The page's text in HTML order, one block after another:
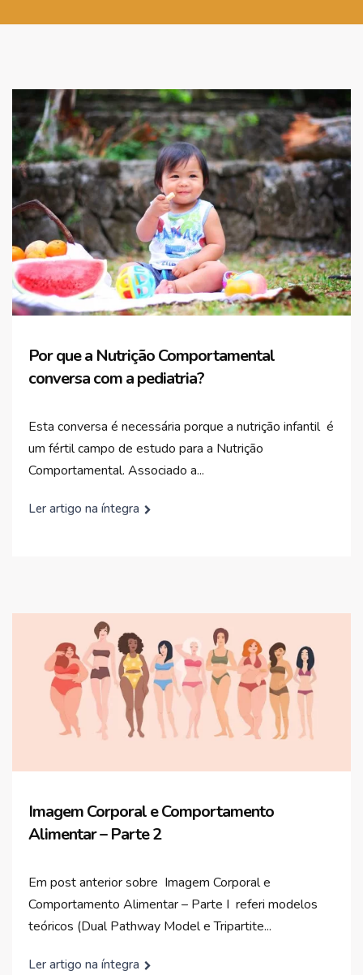
Por que a Nutrição Comportamental
conversa com a pediatria?
Esta conversa é necessária porque a nutrição infantil é
um fértil campo de estudo para a Nutrição
Comportamental. Associado a...
Ler artigo na íntegra
Imagem Corporal e Comportamento
Alimentar – Parte 2
Em post anterior sobre Imagem Corporal e
Comportamento Alimentar – Parte I referi modelos
teóricos (Dual Pathway Model e Tripartite...
Ler artigo na íntegra